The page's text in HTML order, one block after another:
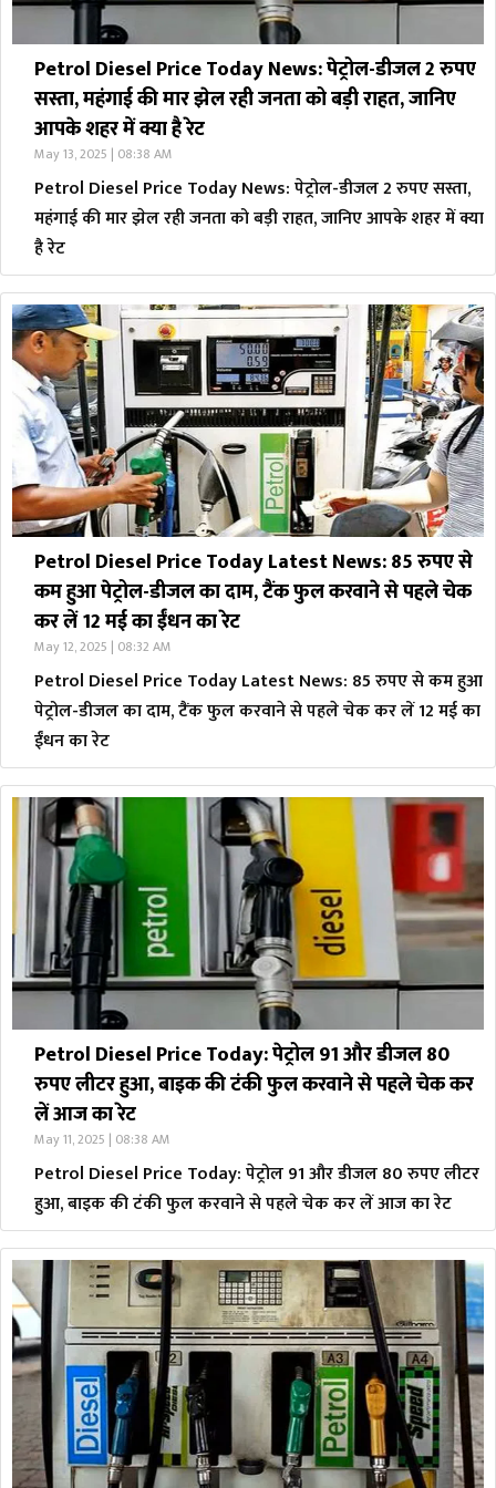
Petrol Diesel Price Today News: पेट्रोल-डीजल 2 रुपए
सस्ता, महंगाई की मार झेल रही जनता को बड़ी राहत, जानिए
आपके शहर में क्या है रेट
May 13, 2025 | 08:38 AM
Petrol Diesel Price Today News: पेट्रोल-डीजल 2 रुपए सस्ता,
महंगाई की मार झेल रही जनता को बड़ी राहत, जानिए आपके शहर में क्या
है रेट
Petrol Diesel Price Today Latest News: 85 रुपए से
कम हुआ पेट्रोल-डीजल का दाम, टैंक फुल करवाने से पहले चेक
कर लें 12 मई का ईंधन का रेट
May 12, 2025 | 08:32 AM
Petrol Diesel Price Today Latest News: 85 रुपए से कम हुआ
पेट्रोल-डीजल का दाम, टैंक फुल करवाने से पहले चेक कर लें 12 मई का
ईंधन का रेट
Petrol Diesel Price Today: पेट्रोल 91 और डीजल 80
रुपए लीटर हुआ, बाइक की टंकी फुल करवाने से पहले चेक कर
लें आज का रेट
May 11, 2025 | 08:38 AM
Petrol Diesel Price Today: पेट्रोल 91 और डीजल 80 रुपए लीटर
हुआ, बाइक की टंकी फुल करवाने से पहले चेक कर लें आज का रेट